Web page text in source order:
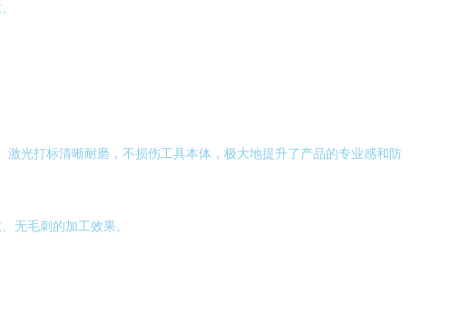
光打标清晰耐磨，不损伤工具本体，极大地提升了产品的专业感和防
无毛刺的加工效果。